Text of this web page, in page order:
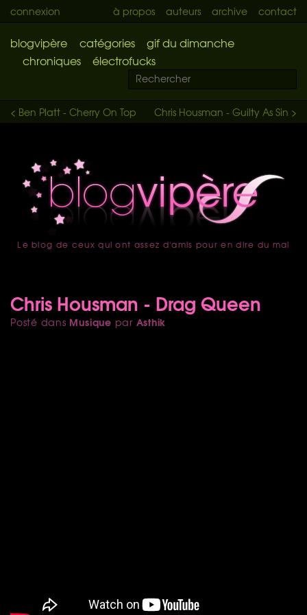
connexion à propos auteurs archive contact
blogvipère catégories
gif du dimanche
chroniques
électrofucks
Chris Housman - Guilty As Sin >
< Ben Platt - Cherry On Top
accueil
Le blog de ceux qui ont assez d'amis pour en dire du mal
Chris Housman - Drag Queen
Posté dans Musique par Asthik